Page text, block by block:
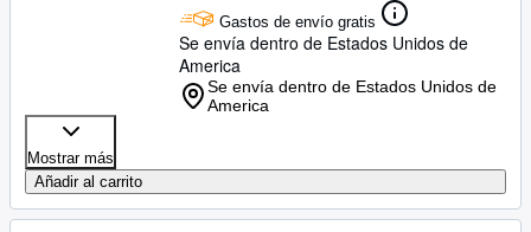
Gastos de envío gratis
Se envía dentro de Estados Unidos de
America
Se envía dentro de Estados Unidos de
America
Mostrar más
Añadir al carrito